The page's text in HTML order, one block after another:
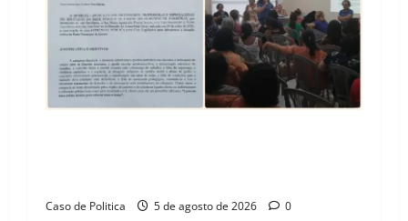
Caso de Politica 5 de agosto de 2026 0